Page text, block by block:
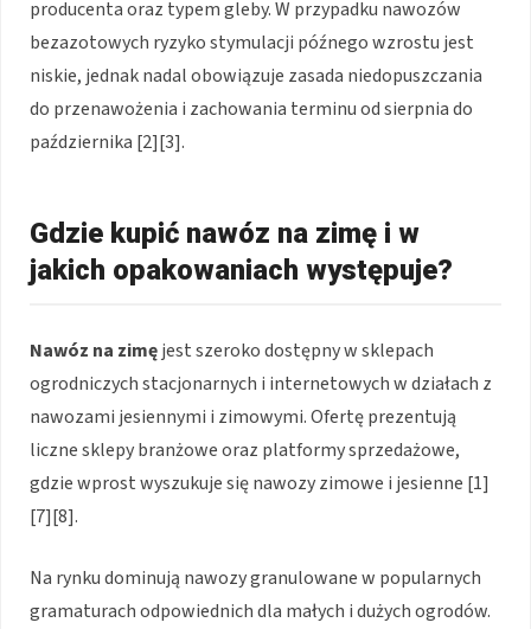
producenta oraz typem gleby. W przypadku nawozów
bezazotowych ryzyko stymulacji późnego wzrostu jest
niskie, jednak nadal obowiązuje zasada niedopuszczania
do przenawożenia i zachowania terminu od sierpnia do
października [2][3].
Gdzie kupić nawóz na zimę i w
jakich opakowaniach występuje?
Nawóz na zimęjest szeroko dostępny w sklepach
ogrodniczych stacjonarnych i internetowych w działach z
nawozami jesiennymi i zimowymi. Ofertę prezentują
liczne sklepy branżowe oraz platformy sprzedażowe,
gdzie wprost wyszukuje się nawozy zimowe i jesienne [1]
[7][8].
Na rynku dominują nawozy granulowane w popularnych
gramaturach odpowiednich dla małych i dużych ogrodów.